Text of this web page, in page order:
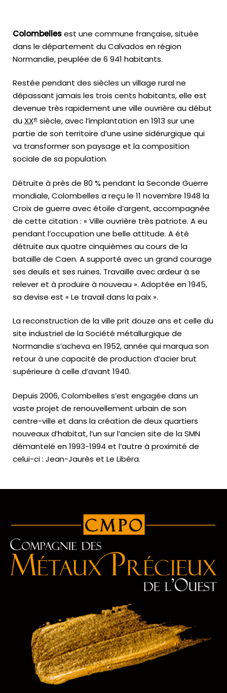
Colombellesest une commune française, située
dans le département du Calvados en région
Normandie, peuplée de 6 941 habitants.
Restée pendant des siècles un village rural ne
dépassant jamais les trois cents habitants, elle est
devenue très rapidement une ville ouvrière au début
du XXe siècle, avec l’implantation en 1913 sur une
partie de son territoire d’une usine sidérurgique qui
va transformer son paysage et la composition
sociale de sa population.
Détruite à près de 80 % pendant la Seconde Guerre
mondiale, Colombelles a reçu le 11 novembre 1948 la
Croix de guerre avec étoile d’argent, accompagnée
de cette citation : « Ville ouvrière très patriote. A eu
pendant l’occupation une belle attitude. A été
détruite aux quatre cinquièmes au cours de la
bataille de Caen. A supporté avec un grand courage
ses deuils et ses ruines. Travaille avec ardeur à se
relever et à produire à nouveau ». Adoptée en 1945,
sa devise est « Le travail dans la paix ».
La reconstruction de la ville prit douze ans et celle du
site industriel de la Société métallurgique de
Normandie s’acheva en 1952, année qui marqua son
retour à une capacité de production d’acier brut
supérieure à celle d’avant 1940.
Depuis 2006, Colombelles s’est engagée dans un
vaste projet de renouvellement urbain de son
centre-ville et dans la création de deux quartiers
nouveaux d’habitat, l’un sur l’ancien site de la SMN
démantelé en 1993-1994 et l’autre à proximité de
celui-ci : Jean-Jaurès et Le Libéra.